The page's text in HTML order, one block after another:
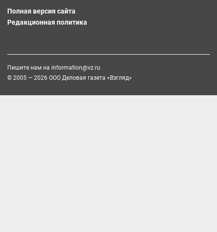
Полная версия сайта
Редакционная политика
Пишите нам на information@vz.ru
© 2005 — 2026 ООО Деловая газета «Взгляд»